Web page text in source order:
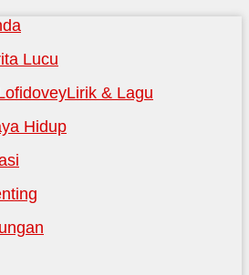
Lucu
Lirik & Lagu
Hidup